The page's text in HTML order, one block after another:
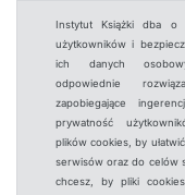
Instytut Książki dba o
użytkowników i
ich danych
odpowiednie
zapobiegające
prywatność
plików cookies, by
serwisów oraz do celów
chcesz, by pliki